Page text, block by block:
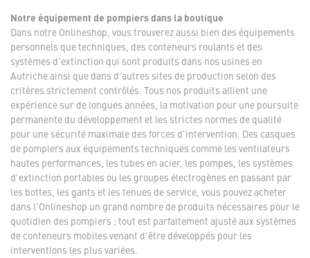
Notre équipement de pompiers dans la boutique
Dans notre Onlineshop, vous trouverez aussi bien des équipements
personnels que techniques, des conteneurs roulants et des
systèmes d'extinction qui sont produits dans nos usines en
Autriche ainsi que dans d'autres sites de production selon des
critères strictement contrôlés. Tous nos produits allient une
expérience sur de longues années, la motivation pour une poursuite
permanente du développement et les strictes normes de qualité
pour une sécurité maximale des forces d'intervention. Des casques
de pompiers aux équipements techniques comme les ventilateurs
hautes performances, les tubes en acier, les pompes, les systèmes
d'extinction portables ou les groupes électrogènes en passant par
les bottes, les gants et les tenues de service, vous pouvez acheter
dans l'Onlineshop un grand nombre de produits nécessaires pour le
quotidien des pompiers ; tout est parfaitement ajusté aux systèmes
de conteneurs mobiles venant d'être développés pour les
interventions les plus variées.